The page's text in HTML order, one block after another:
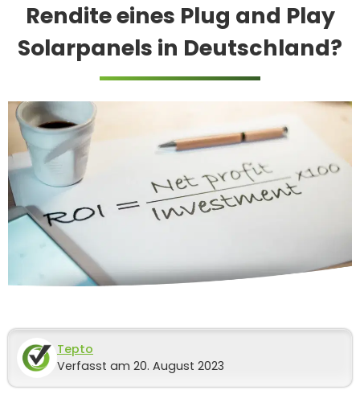
Rendite eines Plug and Play
Solarpanels in Deutschland?
Tepto
Verfasst am 20. August 2023